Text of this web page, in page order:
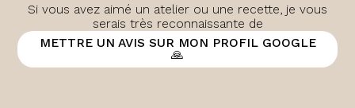
Si vous avez aimé un atelier ou une recette, je vous
serais très reconnaissante de
METTRE UN AVIS SUR MON PROFIL GOOGLE
🙏